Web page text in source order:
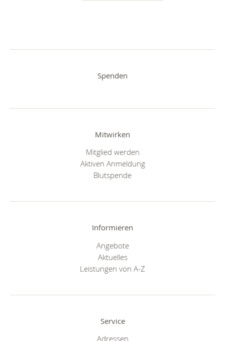
Spenden
Mitwirken
Mitglied werden
Aktiven Anmeldung
Blutspende
Informieren
Angebote
Aktuelles
Leistungen von A-Z
Service
Adressen